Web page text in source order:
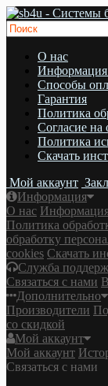
О нас
Информация
Cпособы
Гарантия
Политика
Согласие на
Политика
Скачать
Мой аккаунт
Информация
О нас
Политика
обработку
cookies Скачать
Служба
Связаться с нами
Дополнительно
Производители
со скидкой
Мой аккаунт
Мой аккаунт
Связаться с нами